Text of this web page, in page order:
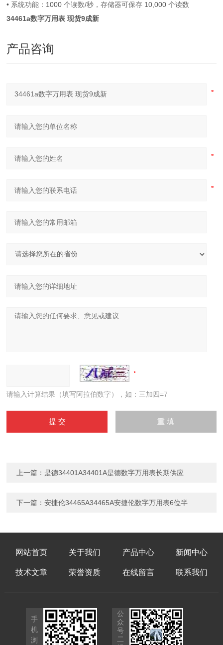
• 系统功能： 1000个读数/秒，存储器可保存 10,000个读数
34461a数字万用表 现货9成新
产品咨询
请输入计算结果（填写阿拉伯数字），如：三加四=7
上一篇：是德34401A34401A是德数字万用表长期供应
下一篇：安捷伦34465A34465A安捷伦数字万用表6位半
网站首页 关于我们 产品中心 新闻中心
技术文章 荣誉资质 在线留言 联系我们
手
机
浏
公
众
号
二